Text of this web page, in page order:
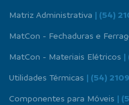
Matriz Administrativa | (54)
MatCon - Fechaduras e
MatCon - Materiais Elétricos |
Utilidades Térmicas | (54)
Componentes para Móveis |